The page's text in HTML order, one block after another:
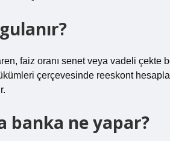
faiz oranı senet veya vadeli çekte
çerçevesinde reeskont
banka ne yapar?